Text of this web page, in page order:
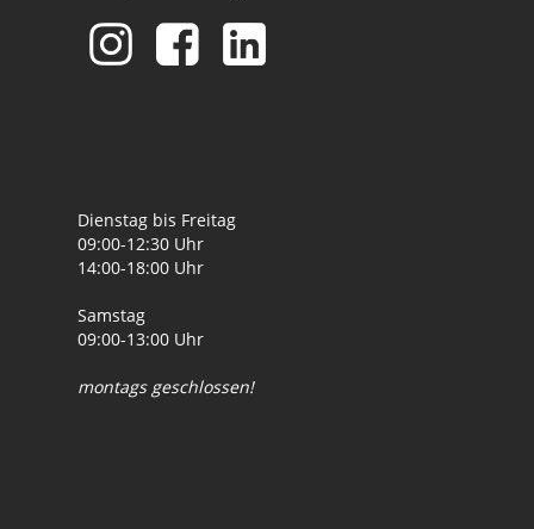
Dienstag bis Freitag
09:00-12:30 Uhr
14:00-18:00 Uhr
Samstag
09:00-13:00 Uhr
montags geschlossen!